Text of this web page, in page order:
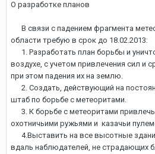
О разработке планов
В связи с падением фрагмента
области требую в срок до 18.02.2013:
1. Разработать план борьбы и
воздухе, с учетом привлечения сил и
при этом падения их на землю.
2. Создать, действующий на
штаб по борьбе с метеоритами.
3. К борьбе с метеоритами
охотничьими ружьями и казачьи
4.Выставить на все высотные
вдаль наблюдателей, не страдающих